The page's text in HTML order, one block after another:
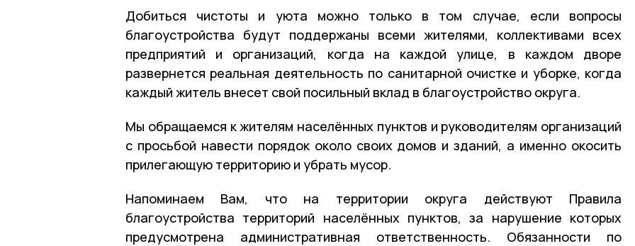
Добиться чистоты и уюта можно только в том случае, если вопросы
благоустройства будут поддержаны всеми жителями, коллективами всех
предприятий и организаций, когда на каждой улице, в каждом дворе
развернется реальная деятельность по санитарной очистке и уборке, когда
каждый житель внесет свой посильный вклад в благоустройство округа.
Мы обращаемся к жителям населённых пунктов и руководителям организаций
с просьбой навести порядок около своих домов и зданий, а именно окосить
прилегающую территорию и убрать мусор.
Напоминаем Вам, что на территории округа действуют Правила
благоустройства территорий населённых пунктов, за нарушение которых
предусмотрена административная ответственность. Обязанности по